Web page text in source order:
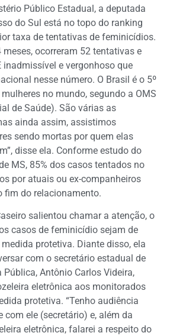
Público Estadual, a deputada
do Sul está no topo do ranking
taxa de tentativas de feminicídios.
meses, ocorreram 52 tentativas e
inadmissível e vergonhoso que
nesse número. O Brasil é o 5º
no mundo, segundo a OMS
de Saúde). São várias as
ainda assim, assistimos
sendo mortas por quem elas
disse ela. Conforme estudo do
MS, 85% dos casos tentados no
por atuais ou ex-companheiros
fim do relacionamento.
salientou chamar a atenção, o
casos de feminicídio sejam de
protetiva. Diante disso, ela
com o secretário estadual de
Antônio Carlos Videira,
eletrônica aos monitorados
protetiva. “Tenho audiência
com ele (secretário) e, além da
eletrônica, falarei a respeito do